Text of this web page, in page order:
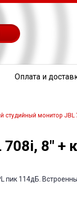
Оплата и
студийный монитор
8" +
пик 114дБ.